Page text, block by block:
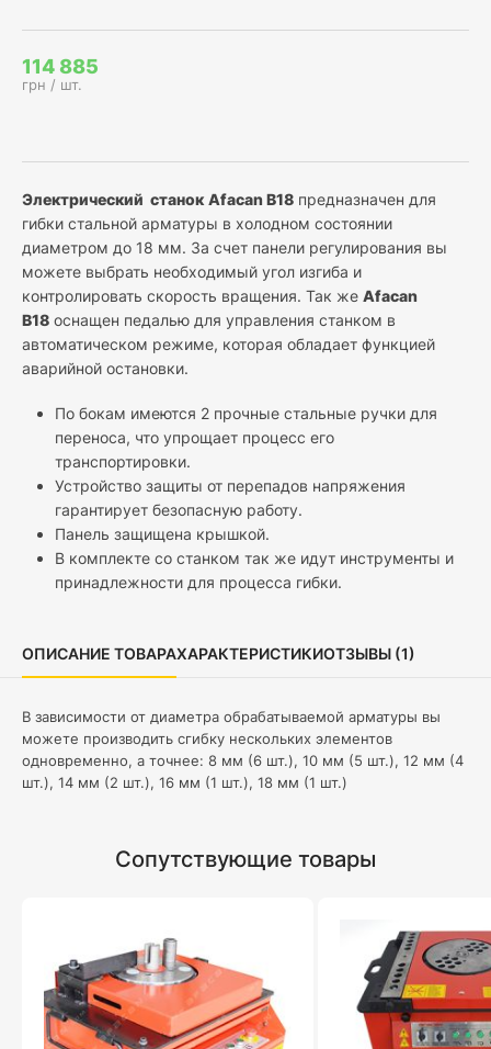
114 885
грн / шт.
Электрический станок Afacan B18 предназначен для
гибки стальной арматуры в холодном состоянии
диаметром до 18 мм. За счет панели регулирования вы
можете выбрать необходимый угол изгиба и
контролировать скорость вращения. Так же Afacan
B18 оснащен педалью для управления станком в
автоматическом режиме, которая обладает функцией
аварийной остановки.
По бокам имеются 2 прочные стальные ручки для
переноса, что упрощает процесс его
транспортировки.
Устройство защиты от перепадов напряжения
гарантирует безопасную работу.
Панель защищена крышкой.
В комплекте со станком так же идут инструменты и
принадлежности для процесса гибки.
ОПИСАНИЕ ТОВАРАХАРАКТЕРИСТИКИОТЗЫВЫ (1)
В зависимости от диаметра обрабатываемой арматуры вы
можете производить сгибку нескольких элементов
одновременно, а точнее: 8 мм (6 шт.), 10 мм (5 шт.), 12 мм (4
шт.), 14 мм (2 шт.), 16 мм (1 шт.), 18 мм (1 шт.)
Сопутствующие товары